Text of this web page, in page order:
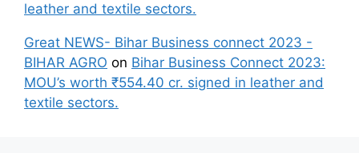
leather and textile sectors.
Great NEWS- Bihar Business connect 2023 -
BIHAR AGRO on Bihar Business Connect 2023:
MOU’s worth ₹554.40 cr. signed in leather and
textile sectors.